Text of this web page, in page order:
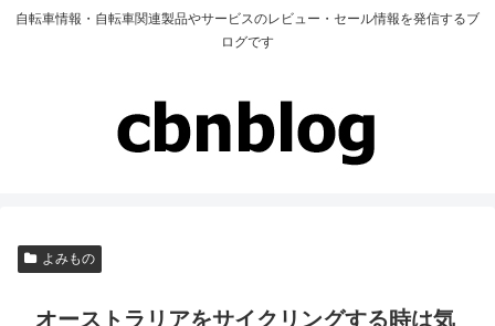
自転車情報・自転車関連製品やサービスのレビュー・セール情報を発信するブ
ログです
よみもの
オーストラリアをサイクリングする時は気